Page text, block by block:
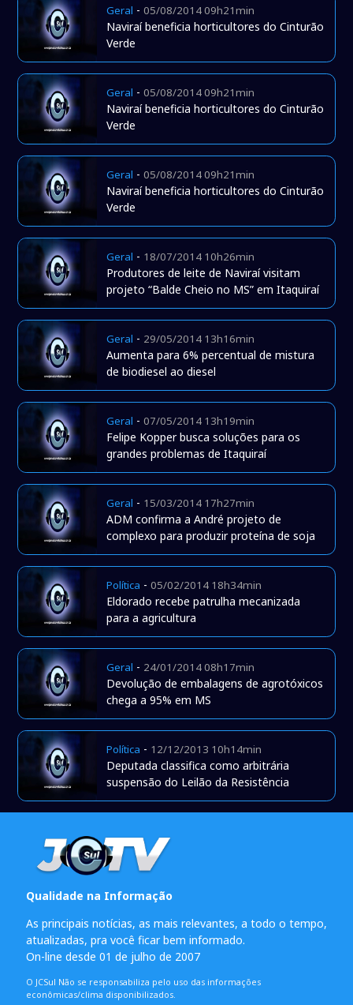
Geral -05/08/2014 09h21min
Naviraí beneficia horticultores do Cinturão
Verde
Geral -05/08/2014 09h21min
Naviraí beneficia horticultores do Cinturão
Verde
Geral -05/08/2014 09h21min
Naviraí beneficia horticultores do Cinturão
Verde
Geral - 18/07/2014 10h26min
Produtores de leite de Naviraí visitam
projeto “Balde Cheio no MS” em Itaquiraí
Geral - 29/05/2014 13h16min
Aumenta para 6% percentual de mistura
de biodiesel ao diesel
Geral -07/05/2014 13h19min
Felipe Kopper busca soluções para os
grandes problemas de Itaquiraí
Geral - 15/03/2014 17h27min
ADM confirma a André projeto de
complexo para produzir proteína de soja
Política -05/02/2014 18h34min
Eldorado recebe patrulha mecanizada
para a agricultura
Geral - 24/01/2014 08h17min
Devolução de embalagens de agrotóxicos
chega a 95% em MS
Política - 12/12/2013 10h14min
Deputada classifica como arbitrária
suspensão do Leilão da Resistência
Qualidade na Informação
As principais notícias, as mais relevantes, a todo o tempo,
atualizadas, pra você ficar bem informado.
On-line desde 01 de julho de 2007
O JCSul Não se responsabiliza pelo uso das informações
econômicas/clima disponibilizados.